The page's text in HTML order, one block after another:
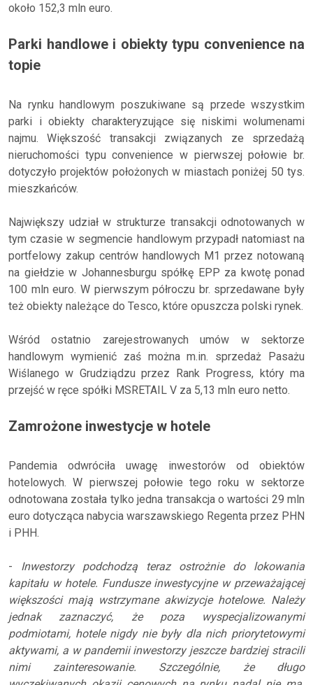
około 152,3 mln euro.
Parki handlowe i obiekty typu convenience na
topie
Na rynku handlowym poszukiwane są przede wszystkim
parki i obiekty charakteryzujące się niskimi wolumenami
najmu. Większość transakcji związanych ze sprzedażą
nieruchomości typu convenience w pierwszej połowie br.
dotyczyło projektów położonych w miastach poniżej 50 tys.
mieszkańców.
Największy udział w strukturze transakcji odnotowanych w
tym czasie w segmencie handlowym przypadł natomiast na
portfelowy zakup centrów handlowych M1 przez notowaną
na giełdzie w Johannesburgu spółkę EPP za kwotę ponad
100 mln euro. W pierwszym półroczu br. sprzedawane były
też obiekty należące do Tesco, które opuszcza polski rynek.
Wśród ostatnio zarejestrowanych umów w sektorze
handlowym wymienić zaś można m.in. sprzedaż Pasażu
Wiślanego w Grudziądzu przez Rank Progress, który ma
przejść w ręce spółki MSRETAIL V za 5,13 mln euro netto.
Zamrożone inwestycje w hotele
Pandemia odwróciła uwagę inwestorów od obiektów
hotelowych. W pierwszej połowie tego roku w sektorze
odnotowana została tylko jedna transakcja o wartości 29 mln
euro dotycząca nabycia warszawskiego Regenta przez PHN
i PHH.
- Inwestorzy podchodzą teraz ostrożnie do lokowania
kapitału w hotele. Fundusze inwestycyjne w przeważającej
większości mają wstrzymane akwizycje hotelowe. Należy
jednak zaznaczyć, że poza wyspecjalizowanymi
podmiotami, hotele nigdy nie były dla nich priorytetowymi
aktywami, a w pandemii inwestorzy jeszcze bardziej stracili
nimi zainteresowanie. Szczególnie, że długo